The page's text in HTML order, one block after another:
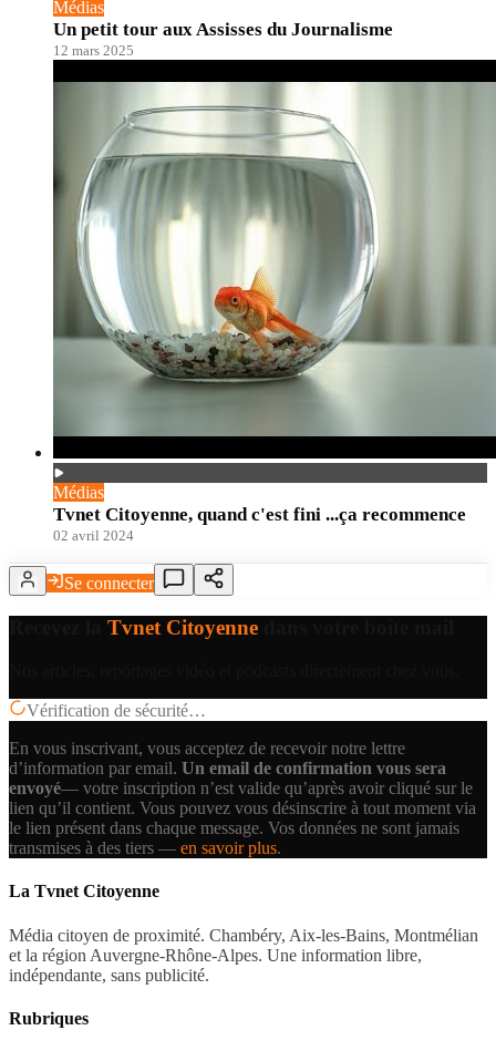
Médias
Un petit tour aux Assisses du Journalisme
12 mars 2025
Médias
Tvnet Citoyenne, quand c'est fini ...ça recommence
02 avril 2024
Se connecter
Tvnet Citoyenne
Vérification de sécurité…
En vous inscrivant, vous acceptez de recevoir notre lettre
d’information par email. Un email de confirmation vous sera
envoyé— votre inscription n’est valide qu’après avoir cliqué sur le
lien qu’il contient. Vous pouvez vous désinscrire à tout moment via
le lien présent dans chaque message. Vos données ne sont jamais
transmises à des tiers — en savoir plus.
La Tvnet Citoyenne
Média citoyen de proximité. Chambéry, Aix-les-Bains, Montmélian
et la région Auvergne-Rhône-Alpes. Une information libre,
indépendante, sans publicité.
Rubriques